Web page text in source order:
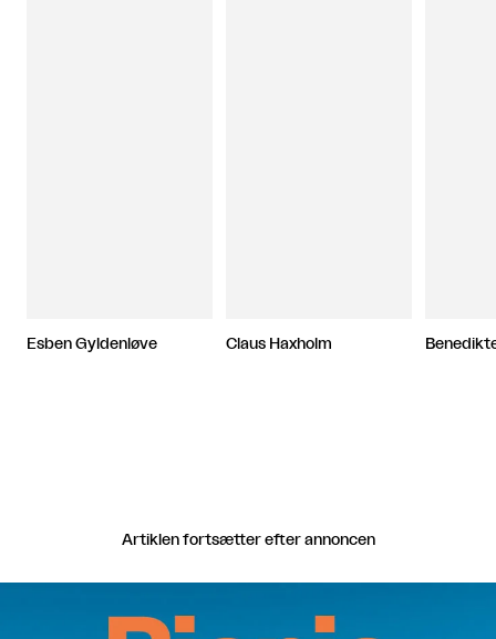
Esben Gyldenløve Claus Haxholm
Artiklen fortsætter efter annoncen